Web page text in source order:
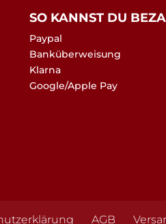
SO KANNST DU
Paypal
Banküberweisung
Klarna
Google/Apple Pay
AGB